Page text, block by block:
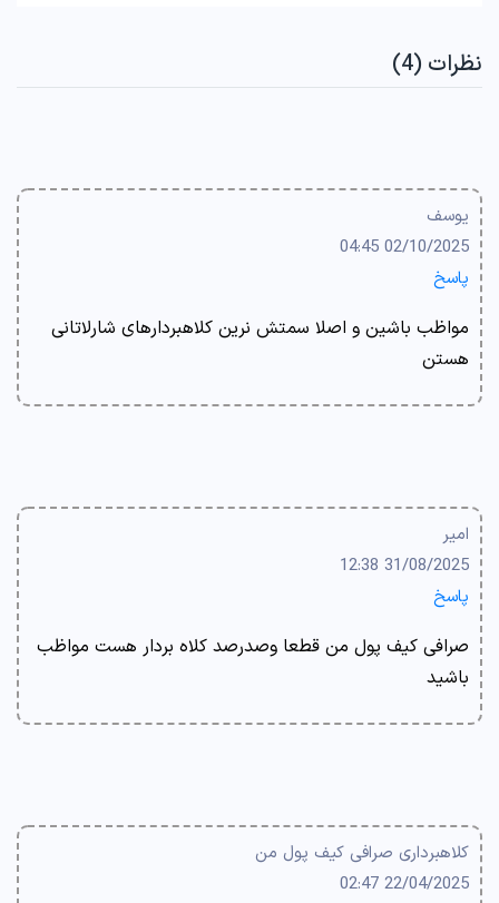
نظرات (4)
یوسف
02/10/2025 04:45
پاسخ
مواظب باشین و اصلا سمتش نرین کلاهبردارهای شارلاتانی
هستن
امیر
31/08/2025 12:38
پاسخ
صرافی کیف پول من قطعا وصدرصد کلاه بردار هست مواظب
باشید
کلاهبرداری صرافی کیف پول من
22/04/2025 02:47